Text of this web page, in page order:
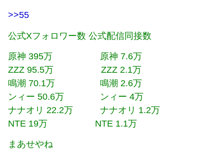
>>55
公式Xフォロワー数 公式配信同接数
原神 395万 原神 7.6万
ZZZ 95.5万 ZZZ 2.1万
鳴潮 70.1万 鳴潮 2.6万
ンィー 50.6万 ンィー 4万
ナナオリ 22.2万 ナナオリ 1.2万
NTE 19万 NTE 1.1万
まあせやね